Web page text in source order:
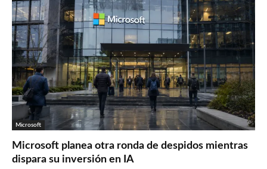
Microsoft
Microsoft planea otra ronda de despidos mientras
dispara su inversión en IA